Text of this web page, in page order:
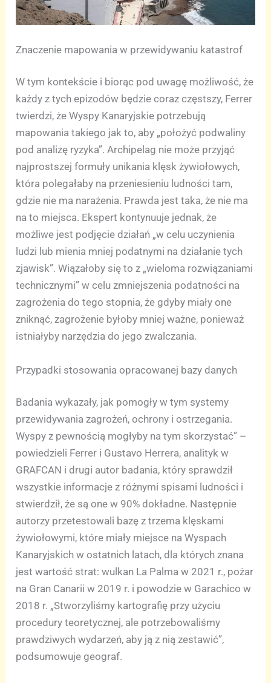
Znaczenie mapowania w przewidywaniu katastrof
W tym kontekście i biorąc pod uwagę możliwość, że
każdy z tych epizodów będzie coraz częstszy, Ferrer
twierdzi, że Wyspy Kanaryjskie potrzebują
mapowania takiego jak to, aby „położyć podwaliny
pod analizę ryzyka”. Archipelag nie może przyjąć
najprostszej formuły unikania klęsk żywiołowych,
która polegałaby na przeniesieniu ludności tam,
gdzie nie ma narażenia. Prawda jest taka, że nie ma
na to miejsca. Ekspert kontynuuje jednak, że
możliwe jest podjęcie działań „w celu uczynienia
ludzi lub mienia mniej podatnymi na działanie tych
zjawisk”. Wiązałoby się to z „wieloma rozwiązaniami
technicznymi” w celu zmniejszenia podatności na
zagrożenia do tego stopnia, że gdyby miały one
zniknąć, zagrożenie byłoby mniej ważne, ponieważ
istniałyby narzędzia do jego zwalczania.
Przypadki stosowania opracowanej bazy danych
Badania wykazały, jak pomogły w tym systemy
przewidywania zagrożeń, ochrony i ostrzegania.
Wyspy z pewnością mogłyby na tym skorzystać” –
powiedzieli Ferrer i Gustavo Herrera, analityk w
GRAFCAN i drugi autor badania, który sprawdził
wszystkie informacje z różnymi spisami ludności i
stwierdził, że są one w 90% dokładne. Następnie
autorzy przetestowali bazę z trzema klęskami
żywiołowymi, które miały miejsce na Wyspach
Kanaryjskich w ostatnich latach, dla których znana
jest wartość strat: wulkan La Palma w 2021 r., pożar
na Gran Canarii w 2019 r. i powodzie w Garachico w
2018 r. „Stworzyliśmy kartografię przy użyciu
procedury teoretycznej, ale potrzebowaliśmy
prawdziwych wydarzeń, aby ją z nią zestawić”,
podsumowuje geograf.